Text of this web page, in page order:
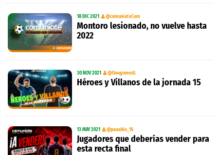
18 DIC 2021 @comuniateCom
Montoro lesionado, no vuelve hasta
2022
30 NOV 2021 @OnogomezG
Héroes y Villanos de la jornada 15
13 MAY 2021 @paaablo_16
Jugadores que deberías vender para
esta recta final